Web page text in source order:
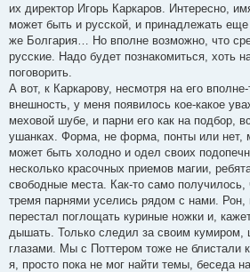
их директор Игорь Каркаров. Интересно,
может быть и русской, и принадлежать
же Болгария… Но вполне возможно, что
русские. Надо будет познакомиться, хоть
поговорить.
А вот, к Каркарову, несмотря на его
внешность, у меня появилось кое-какое
меховой шубе, и парни его как на подбор,
ушанках. Форма, не форма, понты или нет,
может быть холодно и одел своих
несколько красочных приемов магии,
свободные места. Как-то само
тремя парнями уселись рядом с нами. Рон,
перестал поглощать куриные ножки и,
дышать. Только следил за своим кумиром,
глазами. Мы с Поттером тоже не блистали
я, просто пока не мог найти темы, беседа